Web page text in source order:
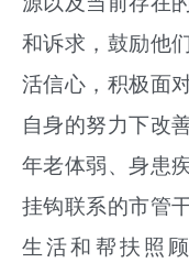
和诉求， 鼓励他
活信心，积极面
自身的努力下改
年老体弱、身患
挂钩联系的市管
生活和帮扶照